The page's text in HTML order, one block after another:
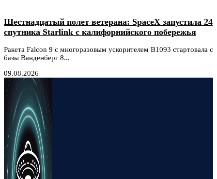
Шестнадцатый полет ветерана: SpaceX запустила 24
спутника Starlink с калифорнийского побережья
Ракета Falcon 9 с многоразовым ускорителем B1093 стартовала с
базы Ванденберг 8...
09.08.2026